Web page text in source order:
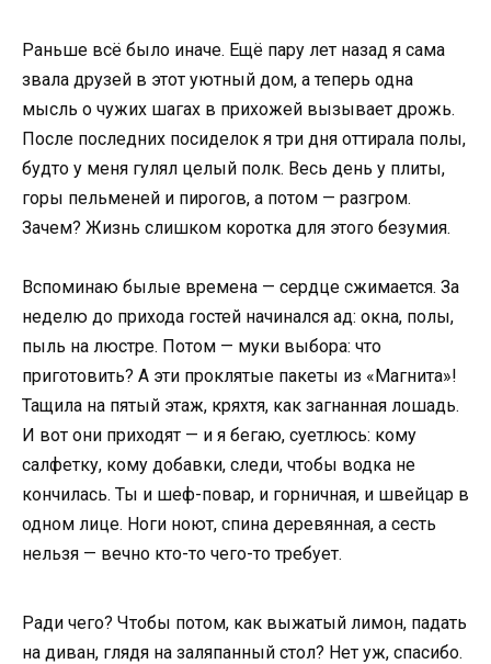
Раньше всё было иначе. Ещё пару лет назад я сама
звала друзей в этот уютный дом, а теперь одна
мысль о чужих шагах в прихожей вызывает дрожь.
После последних посиделок я три дня оттирала полы,
будто у меня гулял целый полк. Весь день у плиты,
горы пельменей и пирогов, а потом — разгром.
Зачем? Жизнь слишком коротка для этого безумия.
Вспоминаю былые времена — сердце сжимается. За
неделю до прихода гостей начинался ад: окна, полы,
пыль на люстре. Потом — муки выбора: что
приготовить? А эти проклятые пакеты из «Магнита»!
Тащила на пятый этаж, кряхтя, как загнанная лошадь.
И вот они приходят — и я бегаю, суетлюсь: кому
салфетку, кому добавки, следи, чтобы водка не
кончилась. Ты и шеф-повар, и горничная, и швейцар в
одном лице. Ноги ноют, спина деревянная, а сесть
нельзя — вечно кто-то чего-то требует.
Ради чего? Чтобы потом, как выжатый лимон, падать
на диван, глядя на заляпанный стол? Нет уж, спасибо.